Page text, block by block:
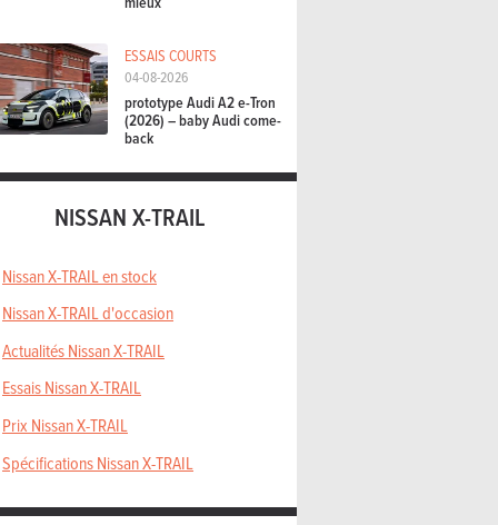
ESSAIS COURTS
04-08-2026
prototype Audi A2 e-Tron
(2026) – baby Audi come-
back
NISSAN X-TRAIL
Nissan X-TRAIL en stock
Nissan X-TRAIL d'occasion
Actualités Nissan X-TRAIL
Essais Nissan X-TRAIL
Prix Nissan X-TRAIL
Spécifications Nissan X-TRAIL